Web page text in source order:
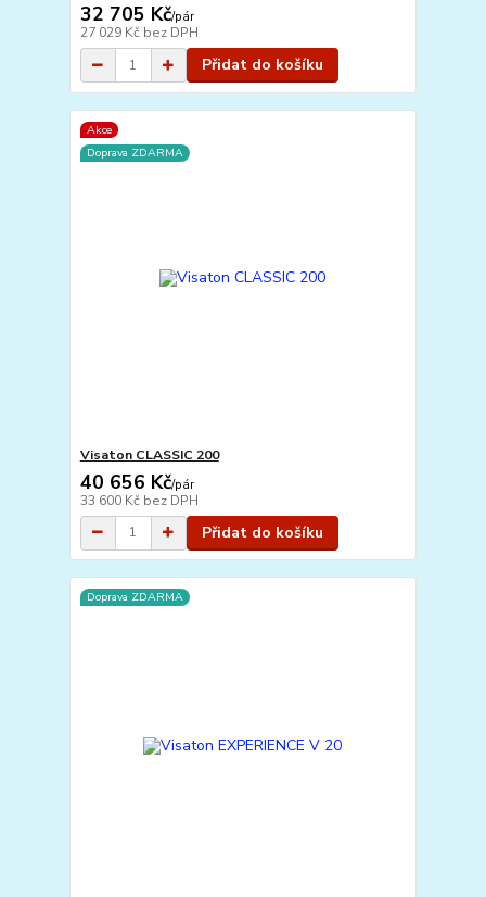
32 705 Kč/pár
27 029 Kč bez DPH
Přidat do košíku
Akce
Doprava ZDARMA
Visaton CLASSIC 200
40 656 Kč/pár
33 600 Kč bez DPH
Přidat do košíku
Doprava ZDARMA